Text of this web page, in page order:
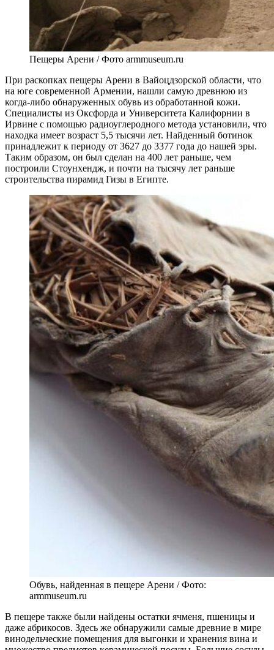
Пещеры Арени / Фото armmuseum.ru
При раскопках пещеры Арени в Вайоцдзорской области, что
на юге современной Армении, нашли самую древнюю из
когда-либо обнаруженных обувь из обработанной кожи.
Специалисты из Оксфорда и Университета Калифорнии в
Ирвине с помощью радиоуглеродного метода установили, что
находка имеет возраст 5,5 тысячи лет. Найденный ботинок
принадлежит к периоду от 3627 до 3377 года до нашей эры.
Таким образом, он был сделан на 400 лет раньше, чем
построили Стоунхендж, и почти на тысячу лет раньше
строительства пирамид Гизы в Египте.
Обувь, найденная в пещере Арени / Фото:
armmuseum.ru
В пещере также были найдены остатки ячменя, пшеницы и
даже абрикосов. Здесь же обнаружили самые древние в мире
винодельческие помещения для выгонки и хранения вина и